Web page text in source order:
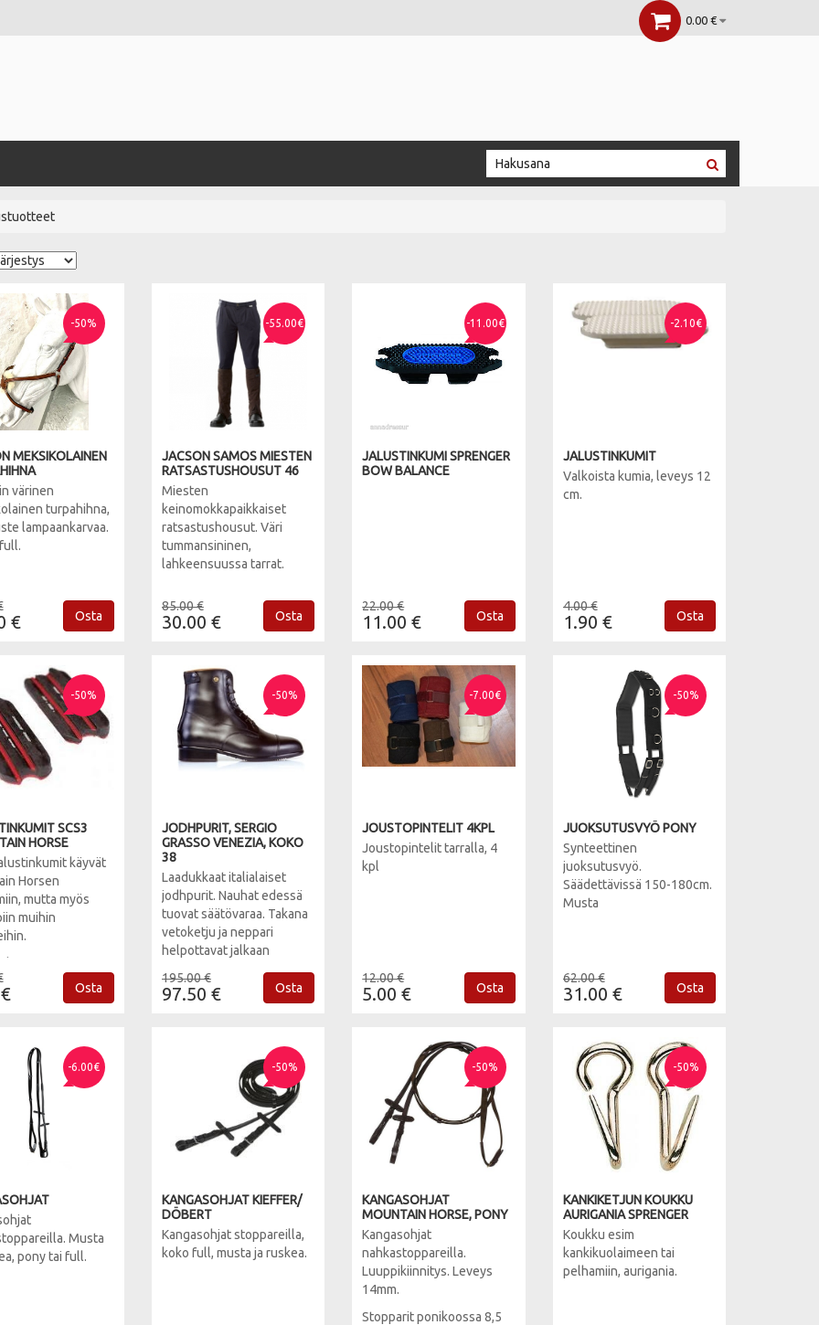
0.00 €
-50%
MEKSIKOLAINEN
värinen
turpahihna,
lampaankarvaa.
€ Osta
-55.00€
JACSON SAMOS MIESTEN
RATSASTUSHOUSUT 46
Miesten
keinomokkapaikkaiset
ratsastushousut. Väri
tummansininen,
lahkeensuussa tarrat.
85.00 €
30.00 € Osta
-11.00€
JALUSTINKUMI SPRENGER
BOW BALANCE
22.00 €
11.00 € Osta
-2.10€
JALUSTINKUMIT
Valkoista kumia, leveys 12
cm.
4.00 €
1.90 € Osta
-50%
SCS3
HORSE
käyvät
Horsen
mutta myös
muihin
Mountain
jalkineisiin. Kalteva
Osta
-50%
JODHPURIT, SERGIO
GRASSO VENEZIA, KOKO
38
Laadukkaat italialaiset
jodhpurit. Nauhat edessä
tuovat säätövaraa. Takana
vetoketju ja neppari
helpottavat jalkaan
kumipohja jossa
kannassa Shock absorber -
195.00 €
97.50 € Osta
-7.00€
JOUSTOPINTELIT 4KPL
Joustopintelit tarralla, 4
kpl
12.00 €
5.00 € Osta
-50%
JUOKSUTUSVYÖ PONY
Synteettinen
juoksutusvyö.
Säädettävissä 150-180cm.
Musta
62.00 €
31.00 € Osta
-6.00€
Musta
pony tai full.
-50%
KANGASOHJAT KIEFFER/
DÖBERT
Kangasohjat stoppareilla,
koko full, musta ja ruskea.
-50%
KANGASOHJAT
MOUNTAIN HORSE, PONY
Kangasohjat
nahkastoppareilla.
Luuppikiinnitys. Leveys
14mm.
Stopparit ponikoossa 8,5
-50%
KANKIKETJUN KOUKKU
AURIGANIA SPRENGER
Koukku esim
kankikuolaimeen tai
pelhamiin, aurigania.